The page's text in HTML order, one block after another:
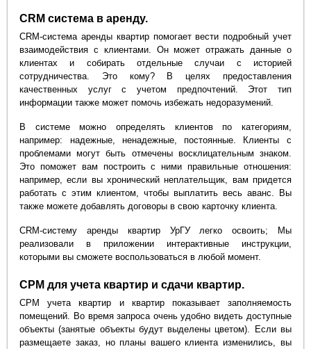
CRM система в аренду.
CRM-система аренды квартир помогает вести подробный учет
взаимодействия с клиентами. Он может отражать данные о
клиентах и собирать отдельные случаи с историей
сотрудничества. Это кому? В целях предоставления
качественных услуг с учетом предпочтений. Этот тип
информации также может помочь избежать недоразумений.
В системе можно определять клиентов по категориям,
например: надежные, ненадежные, постоянные. Клиенты с
проблемами могут быть отмечены восклицательным знаком.
Это поможет вам построить с ними правильные отношения:
например, если вы хронический неплательщик, вам придется
работать с этим клиентом, чтобы выплатить весь аванс. Вы
также можете добавлять договоры в свою карточку клиента.
CRM-систему аренды квартир УрГУ легко освоить; Мы
реализовали в приложении интерактивные инструкции,
которыми вы сможете воспользоваться в любой момент.
СРМ для учета квартир и сдачи квартир.
СРМ учета квартир и квартир показывает заполняемость
помещений. Во время запроса очень удобно видеть доступные
объекты (занятые объекты будут выделены цветом). Если вы
размещаете заказ, но планы вашего клиента изменились, вы